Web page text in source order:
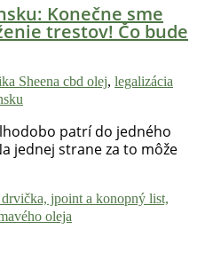
Konečne sme
trestov! Čo bude
Sheena cbd olej, legalizácia
patrí do jedného
jednej strane za to môže